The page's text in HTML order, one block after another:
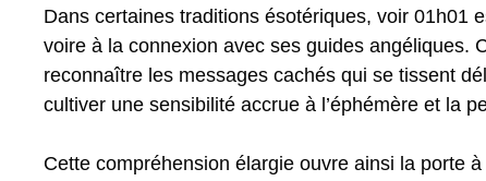
Dans certaines traditions ésotériques, voir 01h01
voire à la connexion avec ses guides angéliques.
reconnaître les messages cachés qui se tissent
cultiver une sensibilité accrue à l’éphémère et la
Cette compréhension élargie ouvre ainsi la porte